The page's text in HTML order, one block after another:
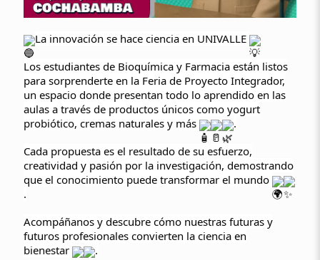
La innovación se hace ciencia en UNIVALLE
Los estudiantes de Bioquímica y Farmacia están listos
para sorprenderte en la Feria de Proyecto Integrador,
un espacio donde presentan todo lo aprendido en las
aulas a través de productos únicos como yogurt
probiótico, cremas naturales y más
.
Cada propuesta es el resultado de su esfuerzo,
creatividad y pasión por la investigación, demostrando
que el conocimiento puede transformar el mundo
.
Acompáñanos y descubre cómo nuestras futuras y
futuros profesionales convierten la ciencia en
bienestar
.